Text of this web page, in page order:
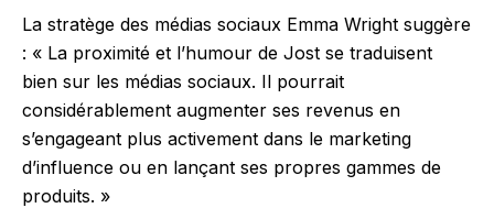
La stratège des médias sociaux Emma Wright suggère
: « La proximité et l’humour de Jost se traduisent
bien sur les médias sociaux. Il pourrait
considérablement augmenter ses revenus en
s’engageant plus activement dans le marketing
d’influence ou en lançant ses propres gammes de
produits. »